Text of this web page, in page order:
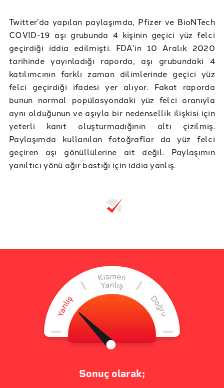
Twitter’da yapılan paylaşımda, Pfizer ve BioNTech
COVID-19 aşı grubunda 4 kişinin geçici yüz felci
geçirdiği iddia edilmişti. FDA’in 10 Aralık 2020
tarihinde yayınladığı raporda, aşı grubundaki 4
katılımcının farklı zaman dilimlerinde geçici yüz
felci geçirdiği ifadesi yer alıyor. Fakat raporda
bunun normal popülasyondaki yüz felci oranıyla
aynı olduğunun ve aşıyla bir nedensellik ilişkisi için
yeterli kanıt oluşturmadığının altı çizilmiş.
Paylaşımda kullanılan fotoğraflar da yüz felci
geçiren aşı gönüllülerine ait değil. Paylaşımın
yanıltıcı yönü ağır bastığı için iddia yanlış.
Sonuç olarak;